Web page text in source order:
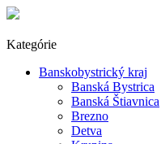
Kategórie
Banskobystrický kraj
Banská Bystrica
Banská Štiavnica
Brezno
Detva